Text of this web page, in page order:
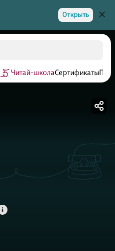
Открыть
Читай-школаСертификаты